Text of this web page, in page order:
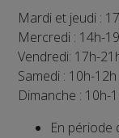
Mardi et jeudi :
Mercredi : 14h-
Vendredi: 17h-
Samedi : 10h-
Dimanche : 10h-
En période